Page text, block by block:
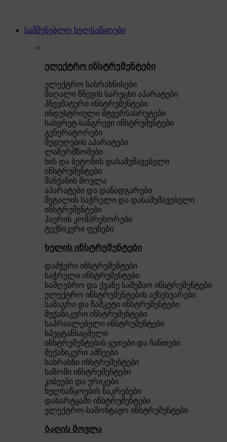
სამშენებლო ხელსაწყოები
ელექტრო ინსტრუმენტები
ელექტრო სახრახნისები
მაღალი წნევის სარეცხი აპარატები
პნევმატური ინსტრუმენტები
ინდუსტრიული მტვერსასრუტები
სახვრეტ-სანგრევი ინსტრუმენტები
გენერატორები
შედუღების აპარატები
ლაზერმზომები
ხის და ბეტონის დასამუშავებელი
ინსტრუმენტები
მანქანის მოვლა
აპარატები და დანადგარები
მეტალის საჭრელი და დასამუშავებელი
ინსტრუმენტები
ჰაერის კომპრესორები
ტექნიკური ფენები
ხელის ინსტრუმენტები
დამჭერი ინსტრუმენტები
საჭრელი ინსტრუმენტები
სამღებრო და ქვაზე სამუშაო ინსტრუმენტები
ელექტრო ინსტრუმენტების აქსესუარები
სამაგრი და ჩამკეტი ინსტრუმენტები
მექანიკური ინსტრუმენტები
საპრიალებელი ინსტრუმენტები
სპეცტანსაცმელი
ინსტრუმენტების ყუთები და ჩანთები
მექანიკური ამწეები
სახრახნი ინსტრუმენტები
საზომი ინსტრუმენტები
კიბეები და ურიკები
ხელსაწყოების ნაკრებები
დასარტყამი ინსტრუმენტები
ელექტრო-სამონტაჟო ინსტრუმენტები
ბაღის მოვლა